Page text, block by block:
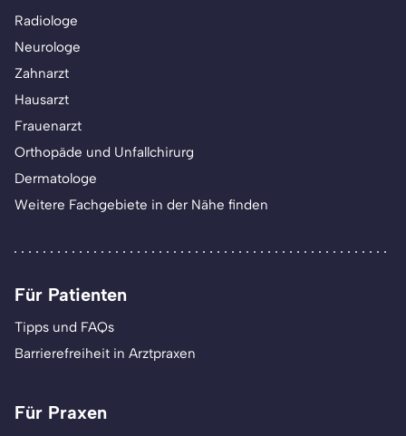
Radiologe
Neurologe
Zahnarzt
Hausarzt
Frauenarzt
Orthopäde und Unfallchirurg
Dermatologe
Weitere Fachgebiete in der Nähe finden
Für Patienten
Tipps und FAQs
Barrierefreiheit in Arztpraxen
Für Praxen